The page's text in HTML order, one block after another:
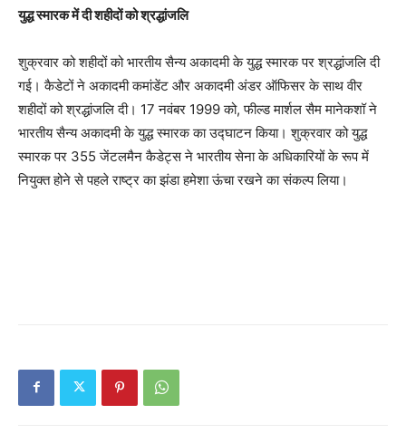
युद्ध स्मारक में दी शहीदों को श्रद्धांजलि
शुक्रवार को शहीदों को भारतीय सैन्य अकादमी के युद्ध स्मारक पर श्रद्धांजलि दी
गई। कैडेटों ने अकादमी कमांडेंट और अकादमी अंडर ऑफिसर के साथ वीर
शहीदों को श्रद्धांजलि दी। 17 नवंबर 1999 को, फील्ड मार्शल सैम मानेकशॉ ने
भारतीय सैन्य अकादमी के युद्ध स्मारक का उद्घाटन किया। शुक्रवार को युद्ध
स्मारक पर 355 जेंटलमैन कैडेट्स ने भारतीय सेना के अधिकारियों के रूप में
नियुक्त होने से पहले राष्ट्र का झंडा हमेशा ऊंचा रखने का संकल्प लिया।